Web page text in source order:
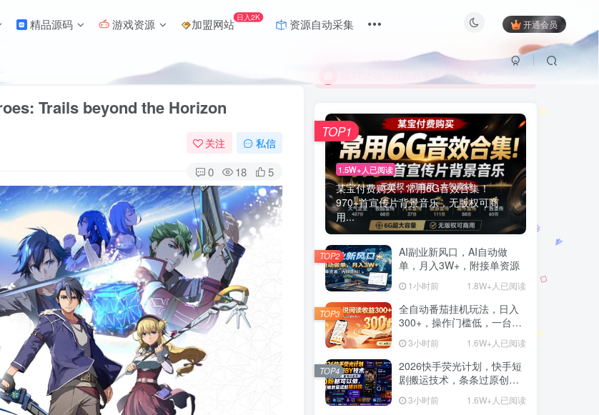
精品源码 游戏资源 加盟网站 日入2K 资源自动采集 开通会员
Trails beyond the Horizon
关注 私信
0 18 5
限时活动；目前月卡只需6.8元
有问题联系及时联系站长
限时活动；目前月卡只需6.8元
1.5W+人已阅读
某宝付费购买，常用6G音效合集！
970+首宣传片背景音乐，无版权可商
用...
TOP1
AI副业新风口，AI自动做
单，月入3W+，附接单资源
1小时前 1.8W+人已阅读
TOP2
全自动番茄挂机玩法，日入
300+，操作门槛低，一台电
脑即可开展
3小时前 1.6W+人已阅读
TOP3
2026快手荧光计划，快手短
剧搬运技术，条条过原创，
新号和老号0粉都可以做，有
播放量就能賺到钱
3小时前 1.6W+人已阅读
TOP4